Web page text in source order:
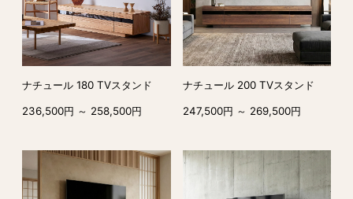
ナチュール 180 TVスタンド
236,500円 ～ 258,500円
ナチュール 200 TVスタンド
247,500円 ～ 269,500円